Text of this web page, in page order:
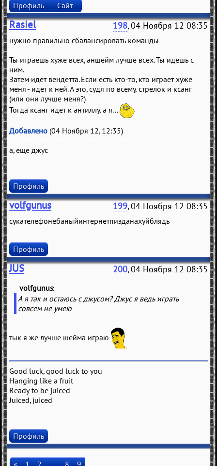
Профиль Сайт
Rasiel 198, 04 Ноября 12 08:35
нужно правильно сбалансировать команды
Ты играешь хуже всех, аншейм лучше всех. Ты идешь с
ним.
Затем идет вендетта. Если есть кто-то, кто играет хуже
меня - идет к ней. А это, судя по всему, стрелок и ксанг
(или они лучше меня?)
Тогда ксанг идет к антиллу, а я...
Добавлено (04 Ноября 12, 12:35)
---------------------------------------------
а, еще джус
Профиль
volfgunus 199, 04 Ноября 12 08:35
сукателефонебаныйинтернетпизданахуйблядь
Профиль
JUS 200, 04 Ноября 12 08:35
volfgunus
А я так и остаюсь с джусом? Джус я ведь играть
совсем не умею
тык я же лучше шейма играю
Good luck, good luck to you
Hanging like a fruit
Ready to be juiced
Juiced, juiced
Профиль